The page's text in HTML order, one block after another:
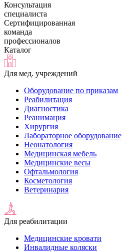
Консультация
специалиста
Сертифицированная
команда
профессионалов
Каталог
Для мед. учреждений
Оборудование по приказам
Реабилитация
Диагностика
Реанимация
Хирургия
Лабораторное оборудование
Неонатология
Медицинская мебель
Медицинские весы
Офтальмология
Косметология
Ветеринария
Для реабилитации
Медицинские кровати
Инвалидные коляски